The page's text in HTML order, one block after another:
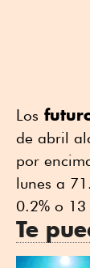
Los
de abril
por
lunes a
0.2% o 13
Te